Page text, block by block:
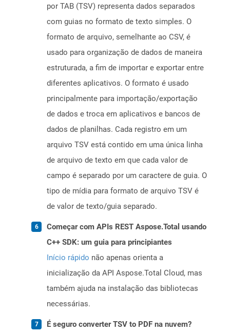
por TAB (TSV) representa dados separados
com guias no formato de texto simples. O
formato de arquivo, semelhante ao CSV, é
usado para organização de dados de maneira
estruturada, a fim de importar e exportar entre
diferentes aplicativos. O formato é usado
principalmente para importação/exportação
de dados e troca em aplicativos e bancos de
dados de planilhas. Cada registro em um
arquivo TSV está contido em uma única linha
de arquivo de texto em que cada valor de
campo é separado por um caractere de guia. O
tipo de mídia para formato de arquivo TSV é
de valor de texto/guia separado.
Começar com APIs REST Aspose.Total usando
C++ SDK: um guia para principiantes
Início rápido não apenas orienta a
inicialização da API Aspose.Total Cloud, mas
também ajuda na instalação das bibliotecas
necessárias.
É seguro converter TSV to PDF na nuvem?